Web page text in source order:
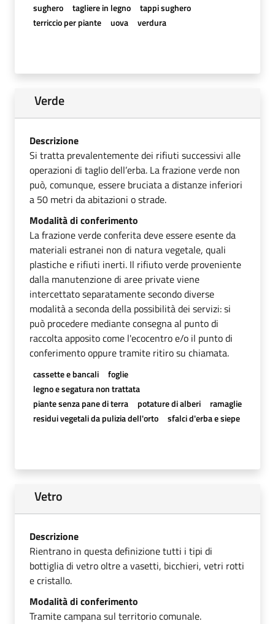
sughero
tagliere in legno
tappi sughero
terriccio per piante
uova verdura
Verde
Descrizione
Si tratta prevalentemente dei rifiuti successivi alle
operazioni di taglio dell’erba. La frazione verde non
può, comunque, essere bruciata a distanze inferiori
a 50 metri da abitazioni o strade.
Modalità di conferimento
La frazione verde conferita deve essere esente da
materiali estranei non di natura vegetale, quali
plastiche e rifiuti inerti. Il rifiuto verde proveniente
dalla manutenzione di aree private viene
intercettato separatamente secondo diverse
modalità a seconda della possibilità dei servizi: si
può procedere mediante consegna al punto di
raccolta apposito come l'ecocentro e/o il punto di
conferimento oppure tramite ritiro su chiamata.
cassette e bancali
foglie
legno e segatura non trattata
piante senza pane di terra
potature di alberi
ramaglie
residui vegetali da pulizia dell'orto
sfalci d'erba e siepe
Vetro
Descrizione
Rientrano in questa definizione tutti i tipi di
bottiglia di vetro oltre a vasetti, bicchieri, vetri rotti
e cristallo.
Modalità di conferimento
Tramite campana sul territorio comunale.